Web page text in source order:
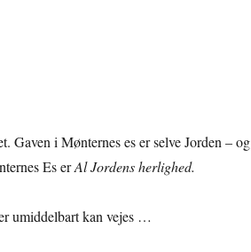
Gaven i Mønternes es er selve Jorden – og
Es erAl Jordens herlighed.
umiddelbart kan vejes …